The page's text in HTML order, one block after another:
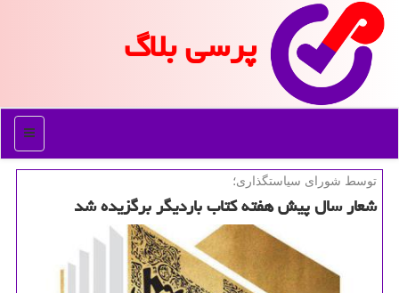
پرسی بلاگ
منو
توسط شورای سیاستگذاری؛
شعار سال پیش هفته كتاب باردیگر برگزیده شد